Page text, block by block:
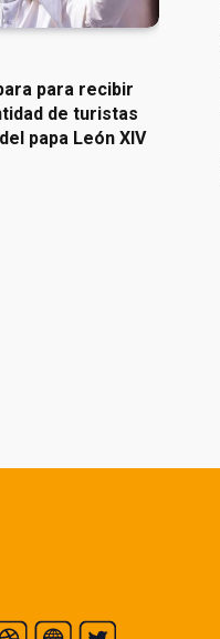
para recibir
de turistas
papa León XIV